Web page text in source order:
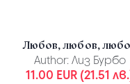
Любов, любов,
Author: Лиз Бурбо
11.00 EUR (21.51